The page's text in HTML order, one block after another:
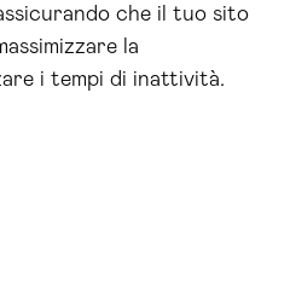
che il tuo sito
la
i tempi di inattività.